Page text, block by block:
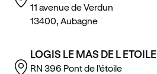
11 avenue de Verdun
13400, Aubagne
LOGIS LE MAS DE L ETOILE
RN 396 Pont de l'étoile